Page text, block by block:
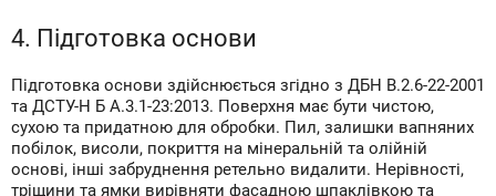
4. Підготовка основи
Підготовка основи здійснюється згідно з ДБН В.2.6-22-2001
та ДСТУ-Н Б А.3.1-23:2013. Поверхня має бути чистою,
сухою та придатною для обробки. Пил, залишки вапняних
побілок, висоли, покриття на мінеральній та олійній
основі, інші забруднення ретельно видалити. Нерівності,
тріщини та ямки вирівняти фасадною шпаклівкою та